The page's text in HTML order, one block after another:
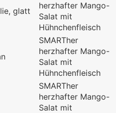
glatt
herzhafter Mango-
Salat mit
Hühnchenfleisch
SMARTher
herzhafter Mango-
Salat mit
Hühnchenfleisch
SMARTher
herzhafter Mango-
Salat mit